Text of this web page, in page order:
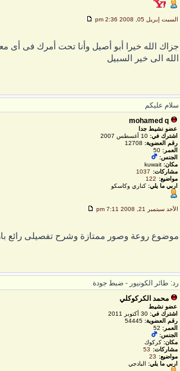
السبت إبريل 05, 2008 2:36 pm
الله خيرا أبو أصيل وأنا تحت أمرك فى أى
الى خير السبيل
عليكم
mohamed q
عضو نشيط جدا
اشترك في:10 أغسطس 2007
رقم العضوية:12708
العمر: 50
الجنس:
مكان:kuwait
مشاركات:
1037
مواضيع:
122
اربي ما يلي:كناري وكاسكو
الأحد سبتمبر 21, 2008 7:11 pm
روعة وصور ممتازة وشرح تفصيلى رائع
طائر الكونيور - ضبط جودة
محمد الكركوكلي
عضو نشيط
اشترك في:30 أكتوبر 2011
رقم العضوية:54445
العمر: 52
الجنس:
مكان:كركوك
مشاركات:
53
مواضيع:
23
اربي ما يلي:البادجي